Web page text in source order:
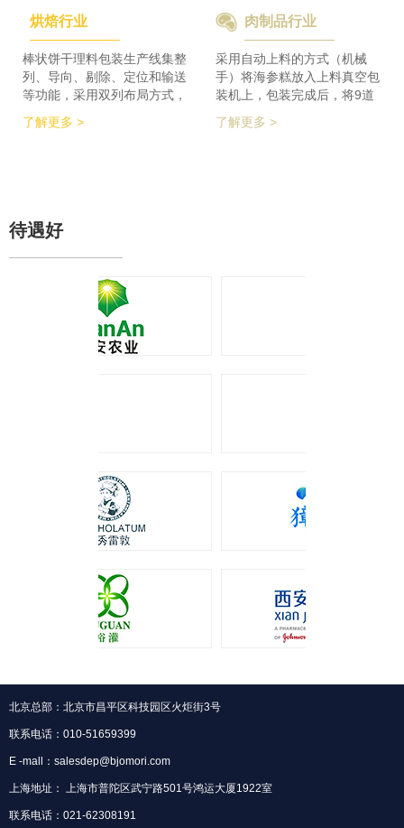
检及码垛设备实现整线自动化
运行。 节省了80%人员数
量，降低了劳动者的劳动强
度，提高了工作效率
积的要求，同时节省了一半的
占地空间，一条生产线实现了
整个生产的稳定供料，减少设
备的投入，大大降低了采购成
本。
烘焙行业
棒状饼干理料包装生产线集整
列、导向、剔除、定位和输送
等功能，采用双列布局方式，
在有限的场地内，提高了产品
包装的生产力，同时达到废料
了解更多 >
肉制品行业
采用自动上料的方式（机械
手）将海参糕放入上料真空包
装机上，包装完成后，将9道
带机，将1道产品分为2道，分
了解更多 >
待遇好
北京总部：北京市昌平区科技园区火炬街3号
联系电话：010-51659399
E -mall：salesdep@bjomori.com
上海地址： 上海市普陀区武宁路501号鸿运大厦1922室
联系电话：021-62308191